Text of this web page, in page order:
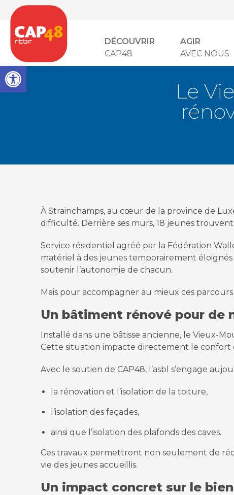
DÉCOUVRIR
CAP48
AGIR
AVEC NOUS
Le
À Strainchamps, au cœur de la province de
difficulté. Derrière ses murs, 18 jeunes
Service résidentiel agréé par la Fédération
matériel à des jeunes temporairement
soutenir l’autonomie de chacun.
Mais pour accompagner au mieux ces
Un bâtiment rénové pour de
Installé dans une bâtisse ancienne, le Vieux-
Cette situation impacte directement le confort
Avec le soutien de CAP48, l’asbl s’engage
la rénovation et l’isolation de la toiture,
l’isolation des façades,
ainsi que l’isolation des plafonds des caves.
Ces travaux permettront non seulement de
vie des jeunes accueillis.
Un impact concret sur le
Open toolbar